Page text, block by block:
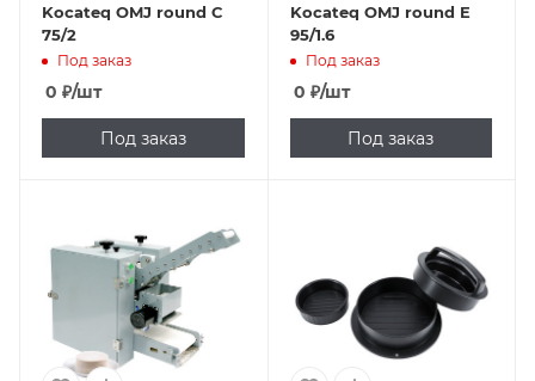
Kocateq OMJ round С
75/2
Под заказ
0 ₽/шт
Под заказ
Kocateq OMJ round E
95/1.6
Под заказ
0 ₽/шт
Под заказ